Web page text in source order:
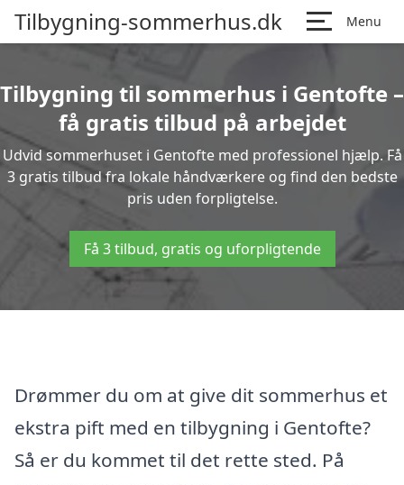
Tilbygning-sommerhus.dk Menu
Tilbygning til sommerhus i Gentofte –
få gratis tilbud på arbejdet
Udvid sommerhuset i Gentofte med professionel hjælp. Få
3 gratis tilbud fra lokale håndværkere og find den bedste
pris uden forpligtelse.
Få 3 tilbud, gratis og uforpligtende
Drømmer du om at give dit sommerhus et
ekstra pift med en tilbygning i Gentofte?
Så er du kommet til det rette sted. På